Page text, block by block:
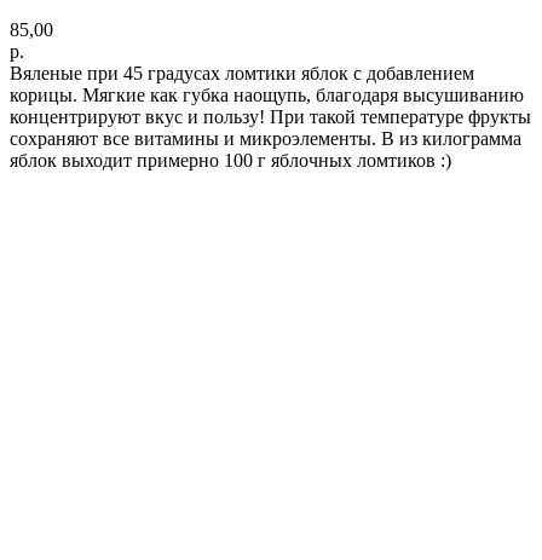
85,00
р.
Вяленые при 45 градусах ломтики яблок с добавлением
корицы. Мягкие как губка наощупь, благодаря высушиванию
концентрируют вкус и пользу! При такой температуре фрукты
сохраняют все витамины и микроэлементы. В из килограмма
яблок выходит примерно 100 г яблочных ломтиков :)